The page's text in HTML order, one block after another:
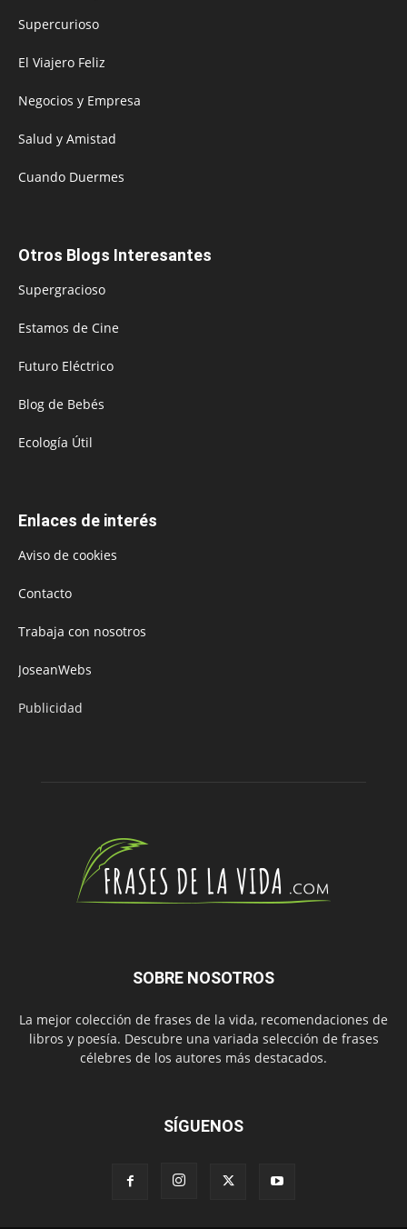
Supercurioso
El Viajero Feliz
Negocios y Empresa
Salud y Amistad
Cuando Duermes
Otros Blogs Interesantes
Supergracioso
Estamos de Cine
Futuro Eléctrico
Blog de Bebés
Ecología Útil
Enlaces de interés
Aviso de cookies
Contacto
Trabaja con nosotros
JoseanWebs
Publicidad
SOBRE NOSOTROS
La mejor colección de frases de la vida, recomendaciones de
libros y poesía. Descubre una variada selección de frases
célebres de los autores más destacados.
SÍGUENOS